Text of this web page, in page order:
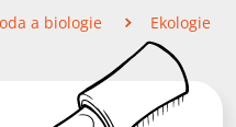
a biologie
Ekologie